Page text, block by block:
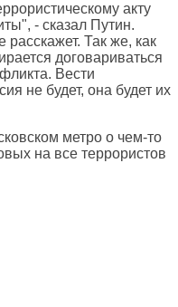
акту
- сказал Путин.
расскажет. Так же, как
договариваться
Вести
не будет, она будет их
метро о чем-то
на все террористов